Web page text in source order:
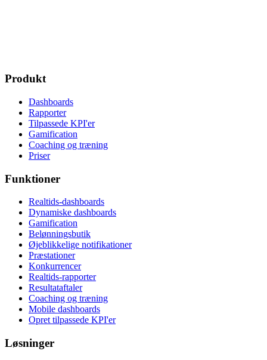
Produkt
Dashboards
Rapporter
Tilpassede KPI'er
Gamification
Coaching og træning
Priser
Funktioner
Realtids-dashboards
Dynamiske dashboards
Gamification
Belønningsbutik
Øjeblikkelige notifikationer
Præstationer
Konkurrencer
Realtids-rapporter
Resultataftaler
Coaching og træning
Mobile dashboards
Opret tilpassede KPI'er
Løsninger